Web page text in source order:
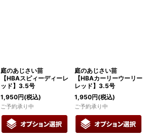
庭のあじさい苗
【HBAスピィーディーレ
ッド】3.5号
1,950円(税込)
ご予約承り中
庭のあじさい苗
【HBAカーリーウーリー
レッド】3.5号
1,950円(税込)
ご予約承り中